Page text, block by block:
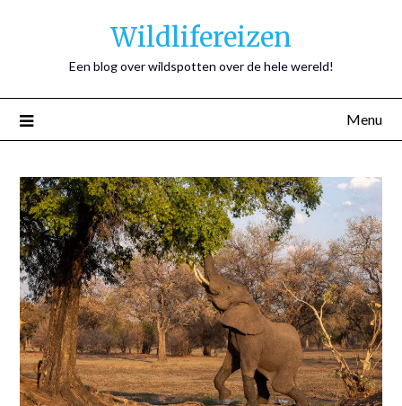
Wildlifereizen
Een blog over wildspotten over de hele wereld!
Menu